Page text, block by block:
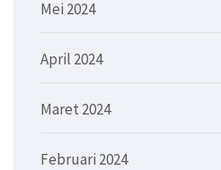
Mei 2024
April 2024
Maret 2024
Februari 2024